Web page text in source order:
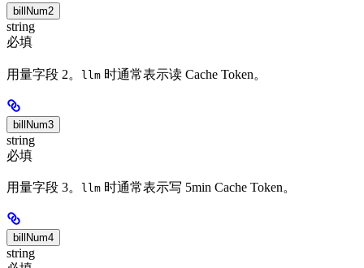
billNum2
string
必填
用量字段 2。 llm 时通常表示读 Cache Token。
billNum3
string
必填
用量字段 3。 llm 时通常表示写 5min Cache Token。
billNum4
string